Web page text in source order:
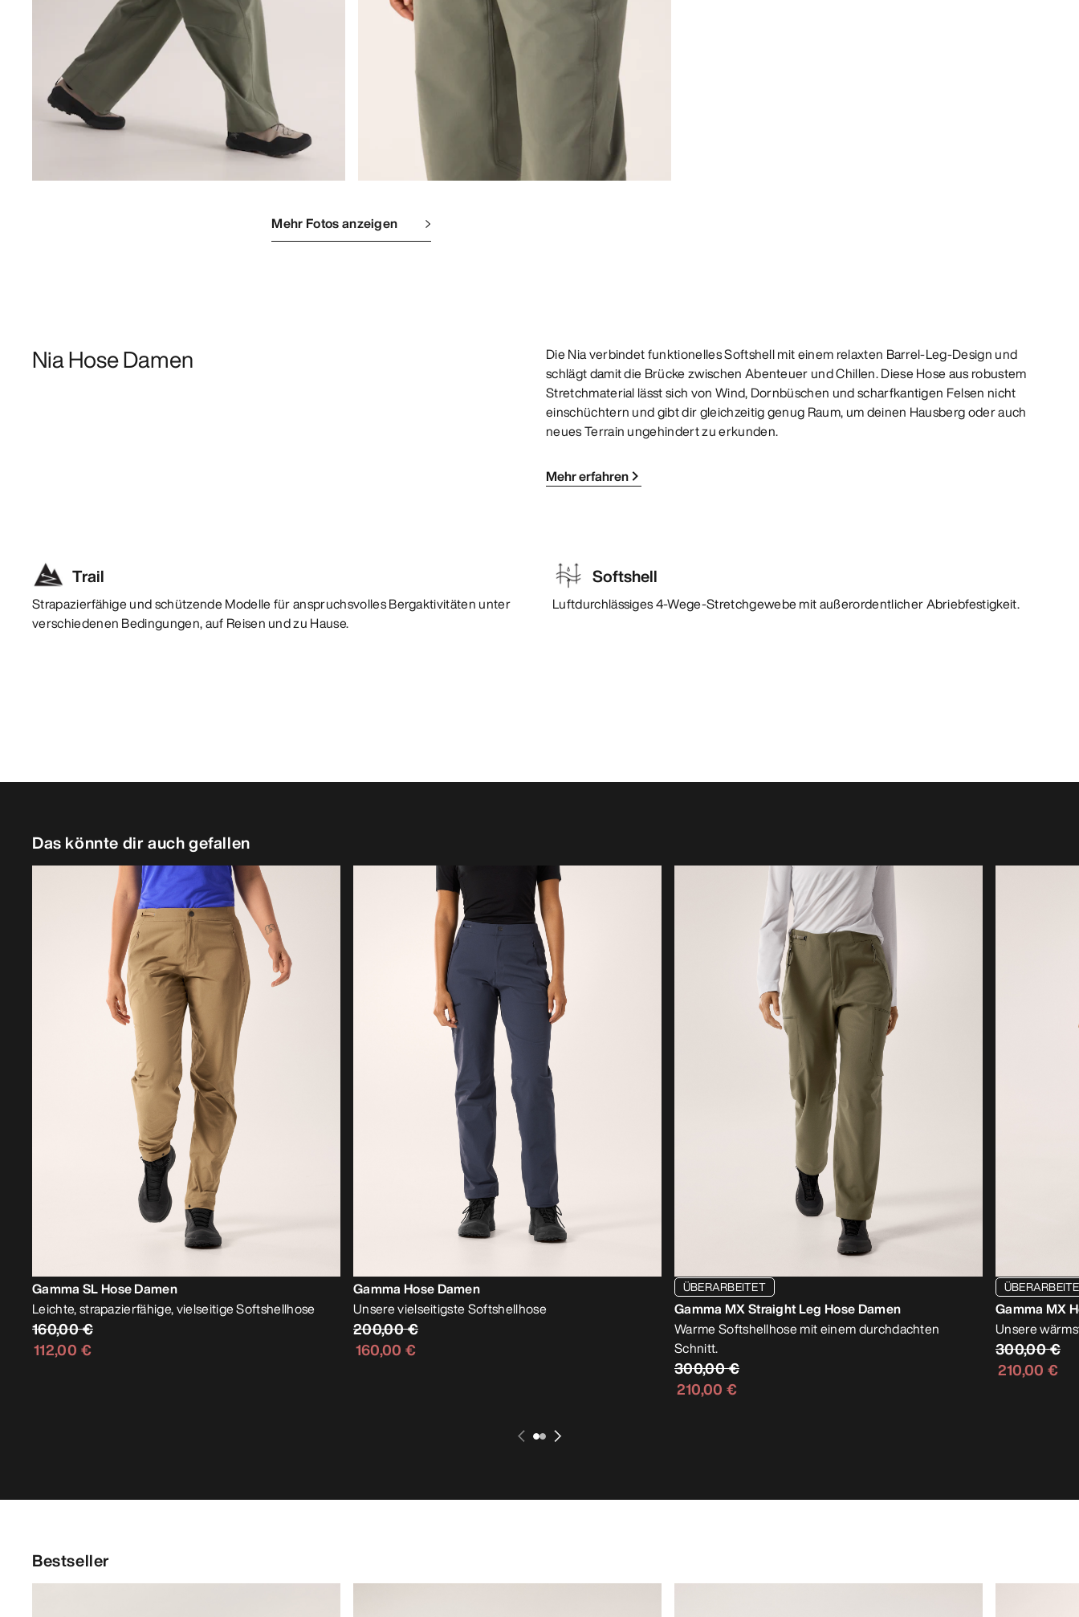
Mehr Fotos anzeigen
Nia Hose Damen
Die Nia verbindet funktionelles Softshell mit einem relaxten Barrel-Leg-Design und
schlägt damit die Brücke zwischen Abenteuer und Chillen. Diese Hose aus robustem
Stretchmaterial lässt sich von Wind, Dornbüschen und scharfkantigen Felsen nicht
einschüchtern und gibt dir gleichzeitig genug Raum, um deinen Hausberg oder auch
neues Terrain ungehindert zu erkunden.
Mehr erfahren
Trail
Strapazierfähige und schützende Modelle für anspruchsvolles Bergaktivitäten unter
verschiedenen Bedingungen, auf Reisen und zu Hause.
Softshell
Luftdurchlässiges 4-Wege-Stretchgewebe mit außerordentlicher Abriebfestigkeit.
Das könnte dir auch gefallen
Gamma SL Hose Damen
Leichte, strapazierfähige, vielseitige Softshellhose
160,00 €
112,00 €
Gamma Hose Damen
Unsere vielseitigste Softshellhose
200,00 €
160,00 €
ÜBERARBEITET
Gamma MX Straight Leg Hose Damen
Warme Softshellhose mit einem durchdachten
Schnitt.
300,00 €
210,00 €
Gamma MX
Unsere
300,00 €
210,00 €
Bestseller